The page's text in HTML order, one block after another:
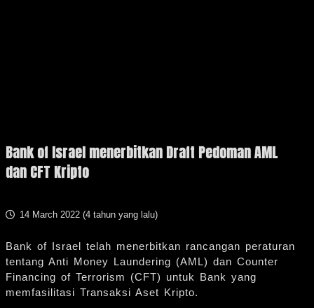
Bank of Israel menerbitkan Draft Pedoman AML
dan CFT Kripto
14 March 2022 (4 tahun yang lalu)
Bank of Israel telah menerbitkan rancangan peraturan
tentang Anti Money Laundering (AML) dan Counter
Financing of Terrorism (CFT) untuk Bank yang
memfasilitasi Transaksi Aset Kripto.